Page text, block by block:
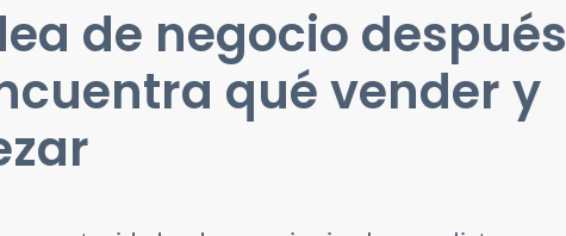
de negocio después
qué vender y